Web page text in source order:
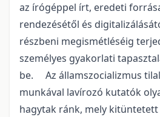
az írógéppel írt, eredeti
rendezésétől és
részbeni megismétléséig
személyes gyakorlati
be. Az államszocializmus
munkával lavírozó kutatók
hagytak ránk, mely